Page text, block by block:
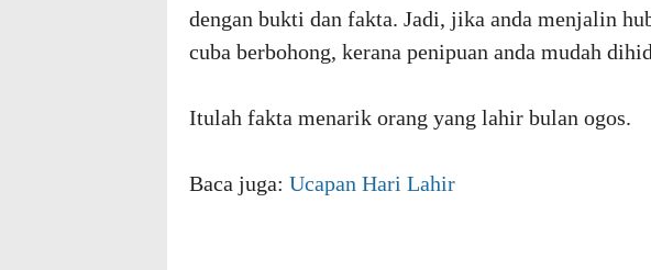
dengan bukti dan fakta. Jadi, jika anda menjalin
cuba berbohong, kerana penipuan anda mudah
Itulah fakta menarik orang yang lahir bulan ogos.
Baca juga: Ucapan Hari Lahir